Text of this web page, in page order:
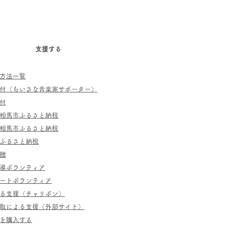
支援する
法一覧
（ちいさな音楽家サポーター）
馬市ふるさと納税
馬市ふるさと納税
るさと納税
ボランティア
トボランティア
支援（チャリボン）
による支援（外部サイト）
購入する